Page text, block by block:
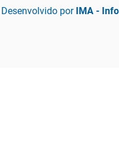
Desenvolvido por IMA -